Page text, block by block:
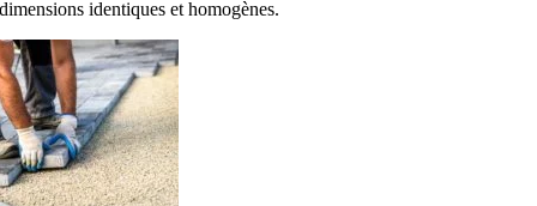
dimensions identiques et homogènes.